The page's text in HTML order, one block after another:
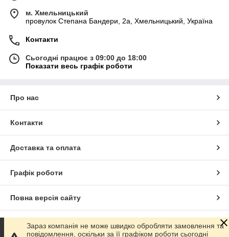
м. Хмельницький
провулок Степана Бандери, 2a, Хмельницький, Україна
Контакти
Сьогодні працює з 09:00 до 18:00
Показати весь графік роботи
Про нас
Контакти
Доставка та оплата
Графік роботи
Повна версія сайту
Сайт створено на маркетплейсіProm.ua
Зараз компанія не може швидко обробляти замовлення та
повідомлення, оскільки за її графіком роботи сьогодні